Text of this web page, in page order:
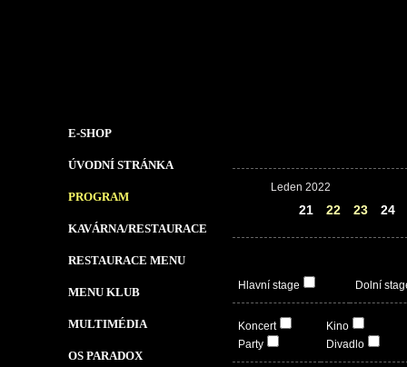
E-SHOP
ÚVODNÍ STRÁNKA
PROGRAM
KAVÁRNA/RESTAURACE
RESTAURACE MENU
MENU KLUB
MULTIMÉDIA
OS PARADOX
Leden 2022
21 22 23 24
Hlavní stage Dolní
Koncert
Party
Kino
Divadlo